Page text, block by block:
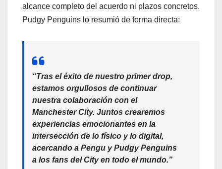
alcance completo del acuerdo ni plazos concretos.
Pudgy Penguins lo resumió de forma directa:
“Tras el éxito de nuestro primer drop,
estamos orgullosos de continuar
nuestra colaboración con el
Manchester City. Juntos crearemos
experiencias emocionantes en la
intersección de lo físico y lo digital,
acercando a Pengu y Pudgy Penguins
a los fans del City en todo el mundo.”